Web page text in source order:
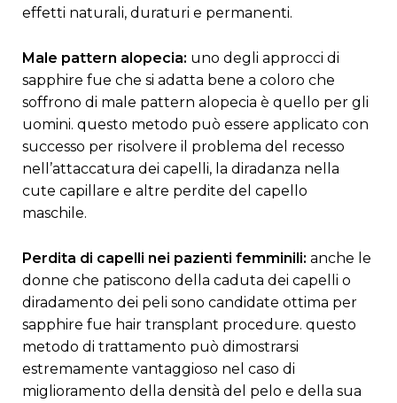
effetti naturali, duraturi e permanenti.
Male pattern alopecia: uno degli approcci di
sapphire fue che si adatta bene a coloro che
soffrono di male pattern alopecia è quello per gli
uomini. questo metodo può essere applicato con
successo per risolvere il problema del recesso
nell’attaccatura dei capelli, la diradanza nella
cute capillare e altre perdite del capello
maschile.
Perdita di capelli nei pazienti femminili: anche le
donne che patiscono della caduta dei capelli o
diradamento dei peli sono candidate ottima per
sapphire fue hair transplant procedure. questo
metodo di trattamento può dimostrarsi
estremamente vantaggioso nel caso di
miglioramento della densità del pelo e della sua